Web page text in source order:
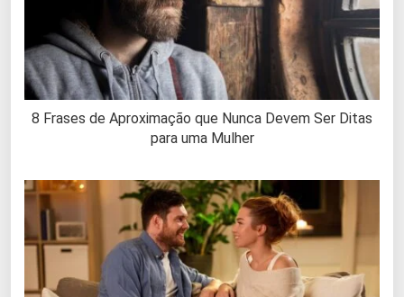
8 Frases de Aproximação que Nunca Devem Ser Ditas
para uma Mulher